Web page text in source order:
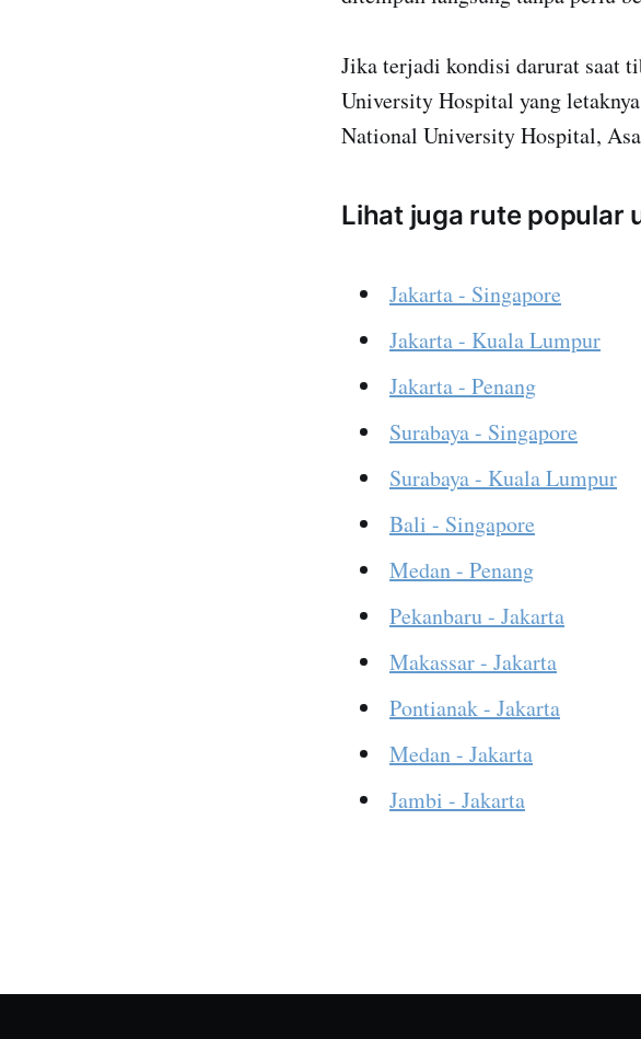
Jika terjadi kondisi darurat saat
University Hospital yang
National University Hospital,
Lihat juga rute popular
Jakarta - Singapore
Jakarta - Kuala Lumpur
Jakarta - Penang
Surabaya - Singapore
Surabaya - Kuala Lumpur
Bali - Singapore
Medan - Penang
Pekanbaru - Jakarta
Makassar - Jakarta
Pontianak - Jakarta
Medan - Jakarta
Jambi - Jakarta